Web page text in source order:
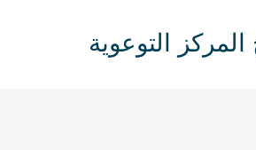
المركز التوعوية